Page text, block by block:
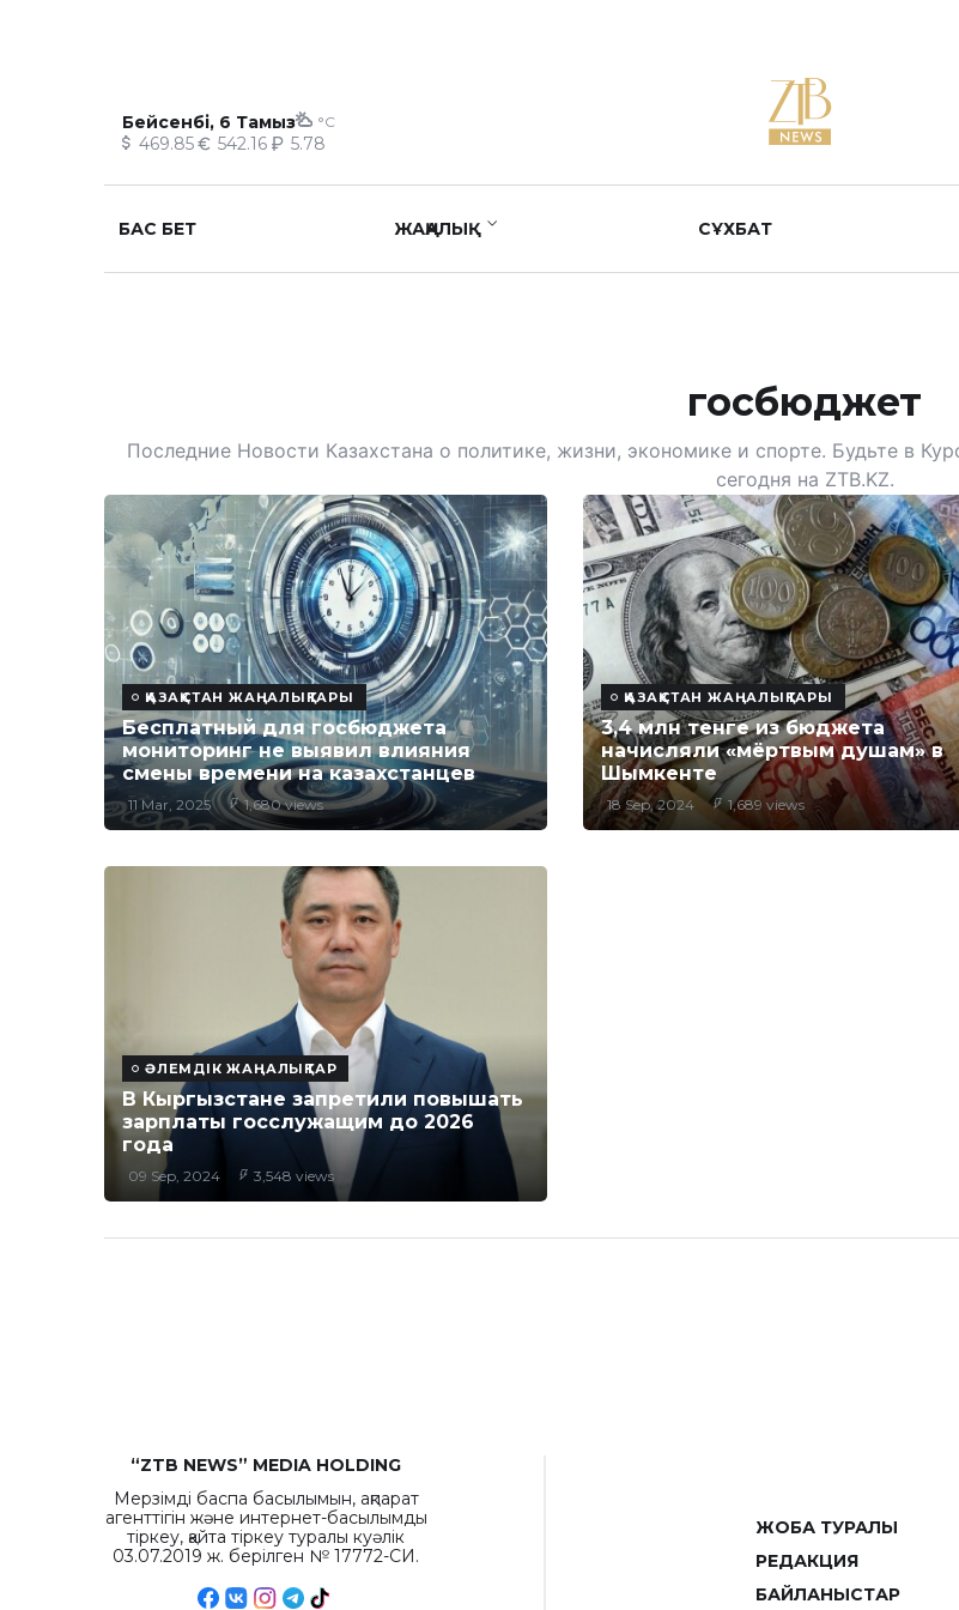
Бейсенбі, 6 Тамыз °C
469.85 542.16 5.78
БАС БЕТ ЖАҢАЛЫҚ СҰХБАТ
госбюджет
Последние Новости Казахстана о политике, жизни, экономике и спорте. Будьте в
сегодня на ZTB.KZ.
ҚАЗАҚСТАН ЖАҢАЛЫҚТАРЫ
Бесплатный для госбюджета
мониторинг не выявил влияния
смены времени на казахстанцев
11 Mar, 2025 1,680 views
ҚАЗАҚСТАН ЖАҢАЛЫҚТАРЫ
3,4 млн тенге из бюджета
начисляли «мёртвым душам» в
Шымкенте
18 Sep, 2024 1,689 views
ӘЛЕМДІК ЖАҢАЛЫҚТАР
В Кыргызстане запретили повышать
зарплаты госслужащим до 2026
года
09 Sep, 2024 3,548 views
“ZTB NEWS” MEDIA HOLDING
Мерзімді баспа басылымын, ақпарат
агенттігін және интернет-басылымды
тіркеу, қайта тіркеу туралы куәлік
03.07.2019 ж. берілген № 17772-СИ.
ЖОБА ТУРАЛЫ
РЕДАКЦИЯ
БАЙЛАНЫСТАР